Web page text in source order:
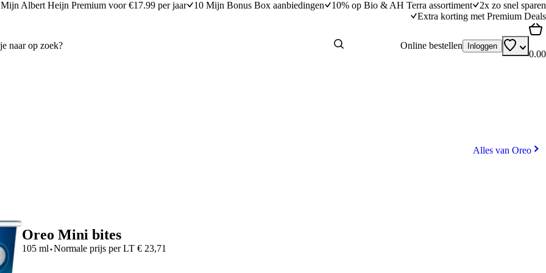
Mijn Albert Heijn Premium voor €17.99 per jaar 10 Mijn Bonus Box aanbiedingen 10% op Bio & AH Terra assortiment
2x zo snel sparen
Extra korting met Premium Deals
Online bestellen Inloggen
0.00
Alles van Oreo
Oreo Mini bites
105 ml·Normale prijs per LT€ 23,71